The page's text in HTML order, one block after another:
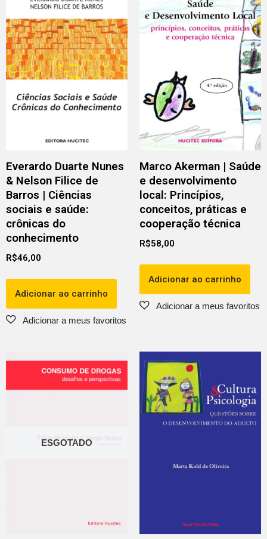
Everardo Duarte Nunes
& Nelson Filice de
Barros | Ciências
sociais e saúde:
crônicas do
conhecimento
R$46,00
Adicionar ao carrinho
Marco Akerman | Saúde
e desenvolvimento
local: Princípios,
conceitos, práticas e
cooperação técnica
R$58,00
Adicionar ao carrinho
ESGOTADO